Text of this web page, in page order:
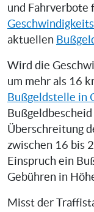
und Fahrverbote
aktuellen
Wird die
um mehr als 16
Bußgeldstelle in
Überschreitung
zwischen 16 bis
Einspruch ein
Gebühren in
Misst der